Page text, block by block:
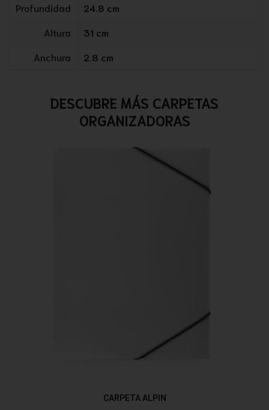
Profundidad
24.8 cm
Altura
31 cm
Anchura
2.8 cm
DESCUBRE MÁS CARPETAS
ORGANIZADORAS
CARPETA ALPIN